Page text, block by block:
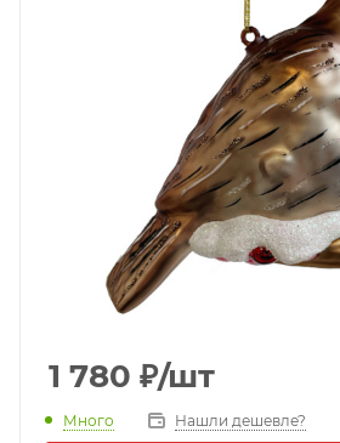
1 780 ₽/шт
Много Нашли дешевле?